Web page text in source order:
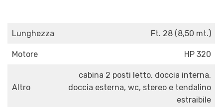
Lunghezza Ft. 28 (8,50 mt.)
Motore HP 320
Altro
cabina 2 posti letto, doccia interna,
doccia esterna, wc, stereo e tendalino
estraibile